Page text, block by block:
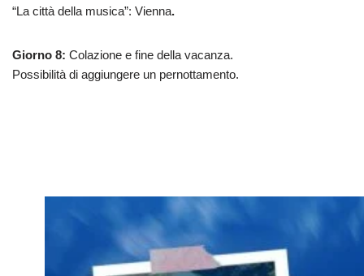
“La città della musica”: Vienna.
Giorno 8: Colazione e fine della vacanza.
Possibilità di aggiungere un pernottamento.